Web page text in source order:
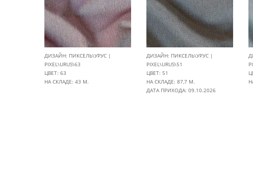
ДИЗАЙН: ПИКСЕЛЬ\УРУС |
PIXEL\URUS\63
ЦВЕТ: 63
НА СКЛАДЕ: 43 М.
ДИЗАЙН: ПИКСЕЛЬ\УРУС |
PIXEL\URUS\51
ЦВЕТ: 51
НА СКЛАДЕ: 87,7 М.
ДАТА ПРИХОДА: 09.10.2026